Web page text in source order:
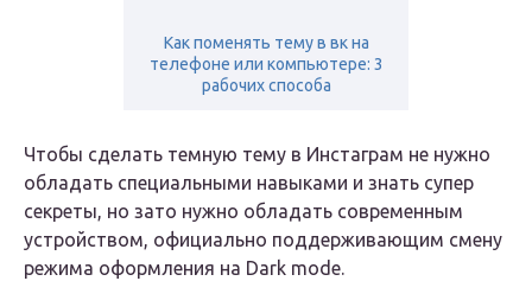
Как поменять тему в вк на
телефоне или компьютере: 3
рабочих способа
Чтобы сделать темную тему в Инстаграм не нужно
обладать специальными навыками и знать супер
секреты, но зато нужно обладать современным
устройством, официально поддерживающим смену
режима оформления на Dark mode.